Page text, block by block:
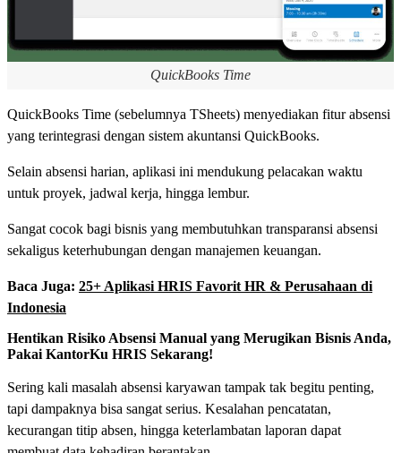
QuickBooks Time
QuickBooks Time (sebelumnya TSheets) menyediakan fitur absensi
yang terintegrasi dengan sistem akuntansi QuickBooks.
Selain absensi harian, aplikasi ini mendukung pelacakan waktu
untuk proyek, jadwal kerja, hingga lembur.
Sangat cocok bagi bisnis yang membutuhkan transparansi absensi
sekaligus keterhubungan dengan manajemen keuangan.
Baca Juga: 25+ Aplikasi HRIS Favorit HR & Perusahaan di
Indonesia
Hentikan Risiko Absensi Manual yang Merugikan Bisnis Anda,
Pakai KantorKu HRIS Sekarang!
Sering kali masalah absensi karyawan tampak tak begitu penting,
tapi dampaknya bisa sangat serius. Kesalahan pencatatan,
kecurangan titip absen, hingga keterlambatan laporan dapat